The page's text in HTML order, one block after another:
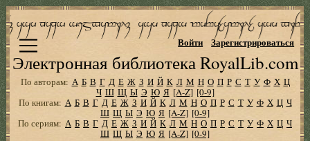
Электронная библиотека RoyalLib.com
Войти Зарегистрироваться
По авторам: А Б В Г Д Е Ж З И Й К Л М Н О П Р С Т У Ф Х Ц
Ч Ш Щ Ы Э Ю Я [A-Z] [0-9]
По книгам: А Б В Г Д Е Ж З И Й К Л М Н О П Р С Т У Ф Х Ц Ч
Ш Щ Ы Э Ю Я [A-Z] [0-9]
По сериям: А Б В Г Д Е Ж З И Й К Л М Н О П Р С Т У Ф Х Ц Ч
Ш Щ Ы Э Ю Я [A-Z] [0-9]